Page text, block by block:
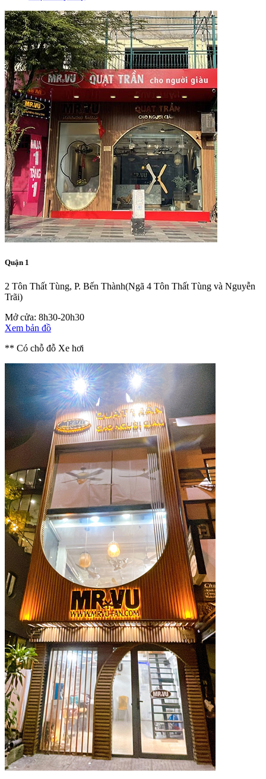
Quận 1
2 Tôn Thất Tùng, P. Bến Thành(Ngã 4 Tôn Thất Tùng và Nguyễn
Trãi)
Mở cửa: 8h30-20h30
Xem bản đồ
** Có chỗ đỗ Xe hơi